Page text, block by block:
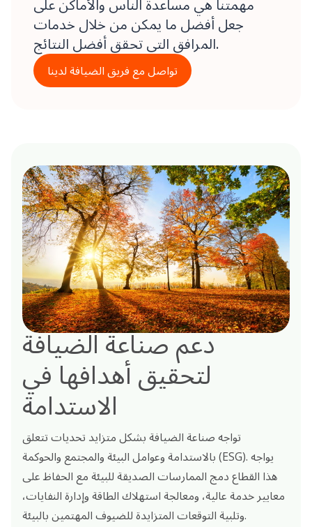
مهمتنا هي مساعدة الناس والأماكن على
جعل أفضل ما يمكن من خلال خدمات
المرافق التي تحقق أفضل النتائج.
تواصل مع فريق الضيافة لدينا
دعم صناعة الضيافة
لتحقيق أهدافها في
الاستدامة
تواجه صناعة الضيافة بشكل متزايد تحديات تتعلق
بالاستدامة وعوامل البيئة والمجتمع والحوكمة (ESG). يواجه
هذا القطاع دمج الممارسات الصديقة للبيئة مع الحفاظ على
معايير خدمة عالية، ومعالجة استهلاك الطاقة وإدارة النفايات،
وتلبية التوقعات المتزايدة للضيوف المهتمين بالبيئة.